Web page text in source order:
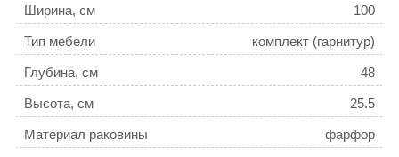
Ширина, см 100
Тип мебели комплект (гарнитур)
Глубина, см 48
Высота, см 25.5
Материал раковины фарфор